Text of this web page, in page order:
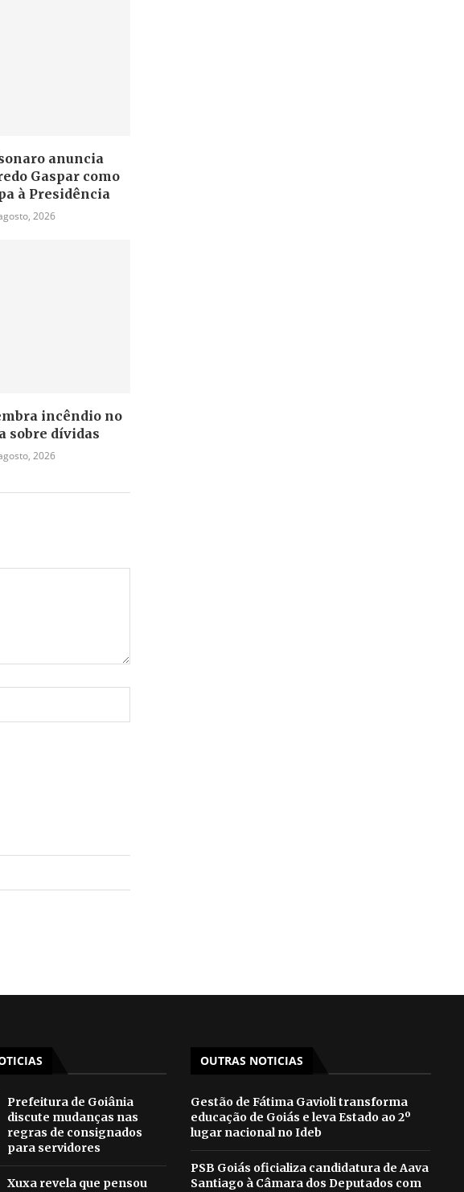
anuncia
Gaspar como
à Presidência
2026
incêndio no
sobre dívidas
2026
Prefeitura de Goiânia
discute mudanças nas
regras de consignados
para servidores
Xuxa revela que pensou
OUTRAS NOTICIAS
Gestão de Fátima Gavioli transforma
educação de Goiás e leva Estado ao 2º
lugar nacional no Ideb
PSB Goiás oficializa candidatura de Aava
Santiago à Câmara dos Deputados com